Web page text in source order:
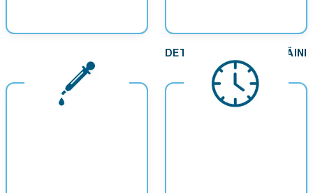
DETERGENT PENTRU MÂINI